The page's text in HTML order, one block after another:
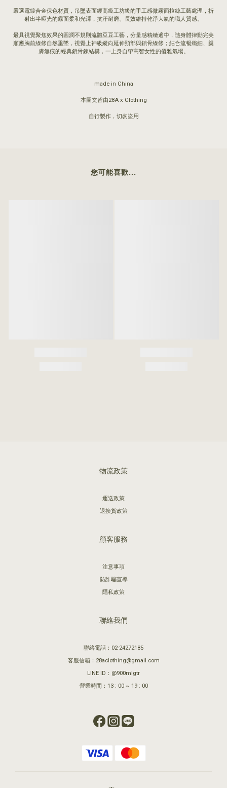
嚴選電鍍合金保色材質，吊墜表面經高級工坊級的手工感微霧面拉絲工藝處理，折
射出半啞光的霧面柔和光澤，抗汗耐磨、長效維持乾淨大氣的職人質感。
最具視覺聚焦效果的圓潤不規則流體豆豆工藝，分量感精緻適中，隨身體律動完美
順應胸前線條自然垂墜，視覺上神級縱向延伸頸部與鎖骨線條；結合流暢纖細、親
膚無痕的經典鎖骨鍊結構，一上身自帶高智女性的優雅氣場。
made in China
本圖文皆由28A x Clothing
自行製作，切勿盜用
您可能喜歡...
物流政策
運送政策
退換貨政策
顧客服務
注意事項
防詐騙宣導
隱私政策
聯絡我們
聯絡電話：02-24272185
客服信箱：28aclothing@gmail.com
LINE ID：@900mlgtr
營業時間：13 : 00 ~ 19 : 00